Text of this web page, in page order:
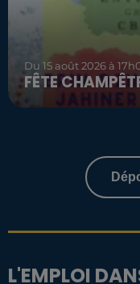
Du 15 août 2026 à
FÊTE
L'EMPLOI